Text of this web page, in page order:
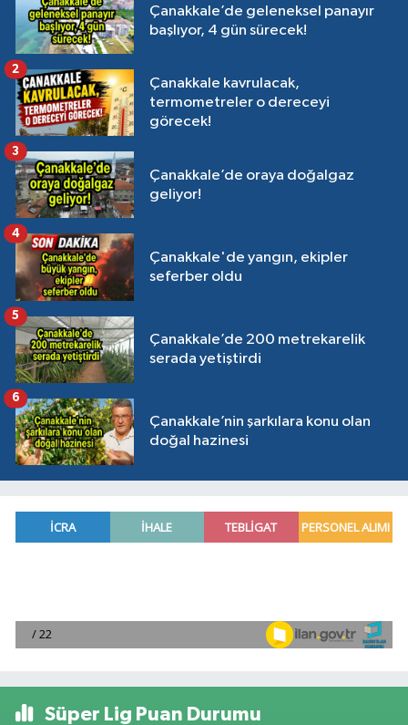
Çanakkale’de geleneksel panayır
başlıyor, 4 gün sürecek!
Çanakkale kavrulacak,
termometreler o dereceyi
görecek!
2
Çanakkale’de oraya doğalgaz
geliyor!
3
Çanakkale'de yangın, ekipler
seferber oldu
4
Çanakkale’de 200 metrekarelik
serada yetiştirdi
5
Çanakkale’nin şarkılara konu olan
doğal hazinesi
6
Süper Lig Puan Durumu